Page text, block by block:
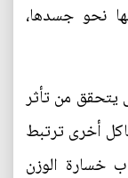
نحو جسدها،
يتحقق من تأثر
أخرى ترتبط
خسارة الوزن